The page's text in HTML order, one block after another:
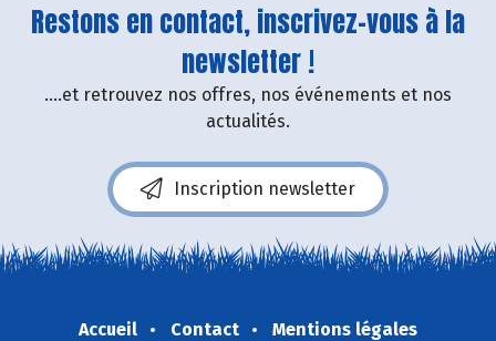
Restons en contact, inscrivez-vous à la
newsletter !
....et retrouvez nos offres, nos événements et nos
actualités.
Inscription newsletter
Accueil Contact
Mentions légales